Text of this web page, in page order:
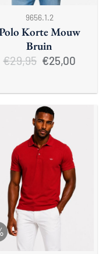
9656.1.2
Korte Mouw
Bruin
€29,95 Oorspronkelijke
prijs
€25,00Huidige
prijs